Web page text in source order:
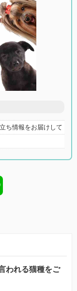
ち情報をお届けして
われる猫種をご